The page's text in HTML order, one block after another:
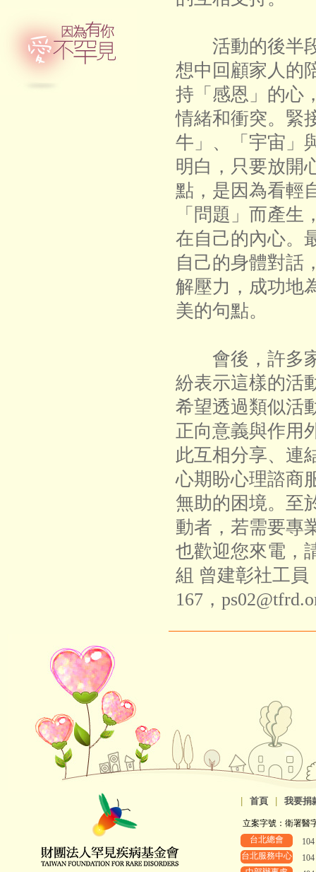
活動的後半段
想中回顧家人的
持「感恩」的心
情緒和衝突。緊
牛」、「宇宙」
明白，只要放開
點，是因為看輕
「問題」而產
在自己的內心。
自己的身體對話
解壓力，成功地
美的句點。
會後，許多家
紛表示這樣的活
希望透過類似活
正向意義與作用
此互相分享、連
心期盼心理諮商
無助的困境。至
動者，若需要專
也歡迎您來電，
組 曾建彰社工員
167，
首頁 我要捐
立案字號：衛署醫
台北總會
台北服務中心